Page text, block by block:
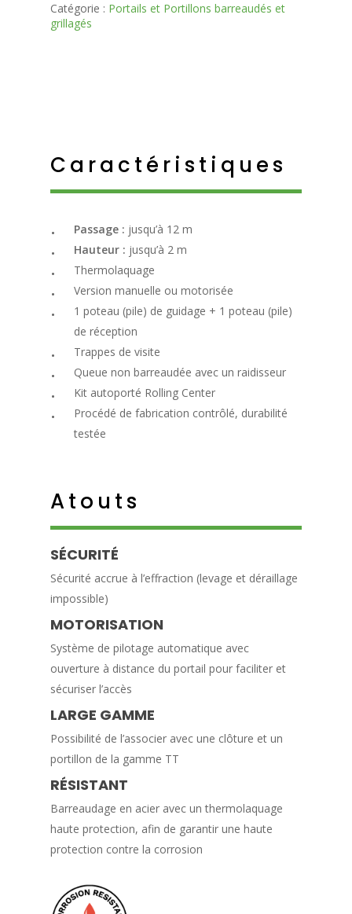
Catégorie : Portails et Portillons barreaudés et
grillagés
Caractéristiques
Passage : jusqu’à 12 m
Hauteur : jusqu’à 2 m
Thermolaquage
Version manuelle ou motorisée
1 poteau (pile) de guidage + 1 poteau (pile)
de réception
Trappes de visite
Queue non barreaudée avec un raidisseur
Kit autoporté Rolling Center
Procédé de fabrication contrôlé, durabilité
testée
Atouts
SÉCURITÉ
Sécurité accrue à l’effraction (levage et déraillage
impossible)
MOTORISATION
Système de pilotage automatique avec
ouverture à distance du portail pour faciliter et
sécuriser l’accès
LARGE GAMME
Possibilité de l’associer avec une clôture et un
portillon de la gamme TT
RÉSISTANT
Barreaudage en acier avec un thermolaquage
haute protection, afin de garantir une haute
protection contre la corrosion